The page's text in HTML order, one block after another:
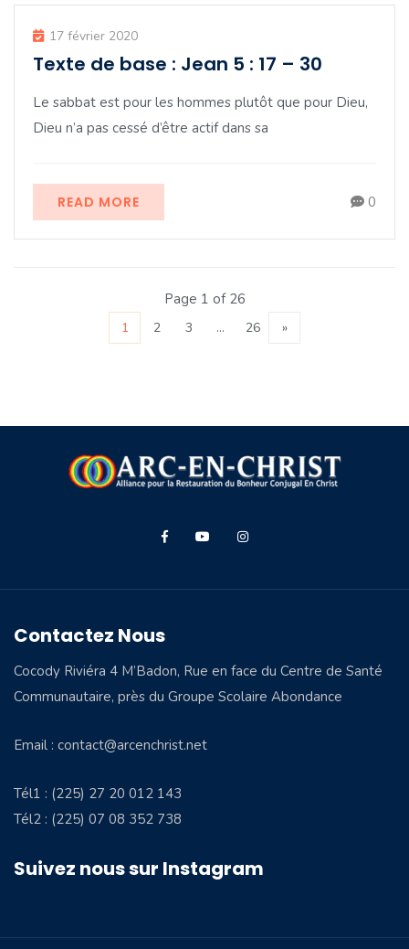
17 février 2020
Texte de base : Jean 5 : 17 – 30
Le sabbat est pour les hommes plutôt que pour Dieu,
Dieu n’a pas cessé d’être actif dans sa
READ MORE 0
Page 1 of 26
1 2 3 … 26 »
Contactez Nous
Cocody Riviéra 4 M’Badon, Rue en face du Centre de Santé
Communautaire, près du Groupe Scolaire Abondance
Email : contact@arcenchrist.net
Tél1 : (225) 27 20 012 143
Tél2 : (225) 07 08 352 738
Suivez nous sur Instagram